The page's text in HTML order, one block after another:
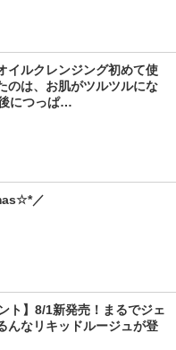
イルクレンジング初めて使
のは、お肌がツルツルにな
につっぱ…
／
ト】8/1新発売！まるでジェ
んなリキッドルージュが登